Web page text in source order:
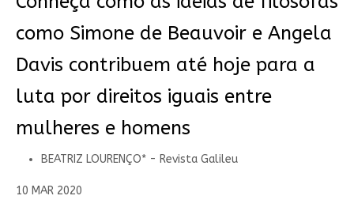
como Simone de Beauvoir e Angela
Davis contribuem até hoje para a
luta por direitos iguais entre
mulheres e homens
BEATRIZ LOURENÇO* - Revista Galileu
10 MAR 2020